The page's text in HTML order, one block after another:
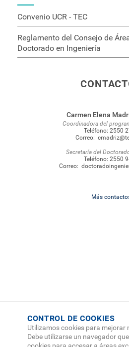
Convenio UCR - TEC
Reglamento del Consejo de
Doctorado en Ingeniería
Carmen Elena
Coordinadora del
Teléfono: 2550
Correo:
Secretaría del
Teléfono: 2550
Correo:
Más
CONTROL DE COOKIES
Utilizamos cookies para mejorar
Debe utilizarse un navegador